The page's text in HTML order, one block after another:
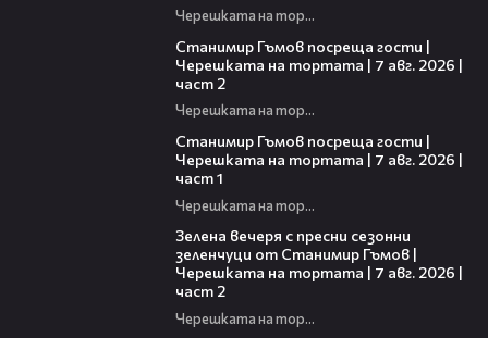
Черешката на тортата
Станимир Гъмов посреща гости |
Черешката на тортата | 7 авг. 2026 |
част 2
Черешката на тортата
Станимир Гъмов посреща гости |
Черешката на тортата | 7 авг. 2026 |
част 1
Черешката на тортата
Зелена вечеря с пресни сезонни
зеленчуци от Станимир Гъмов |
Черешката на тортата | 7 авг. 2026 |
част 2
Черешката на тортата